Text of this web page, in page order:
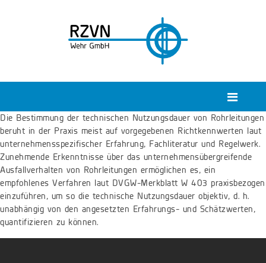
Die Bestimmung der technischen Nutzungsdauer von Rohrleitungen
beruht in der Praxis meist auf vorgegebenen Richtkennwerten laut
unternehmensspezifischer Erfahrung, Fachliteratur und Regelwerk.
Zunehmende Erkenntnisse über das unternehmensübergreifende
Ausfallverhalten von Rohrleitungen ermöglichen es, ein
empfohlenes Verfahren laut DVGW-Merkblatt W 403 praxisbezogen
einzuführen, um so die technische Nutzungsdauer objektiv, d. h.
unabhängig von den angesetzten Erfahrungs- und Schätzwerten,
quantifizieren zu können.